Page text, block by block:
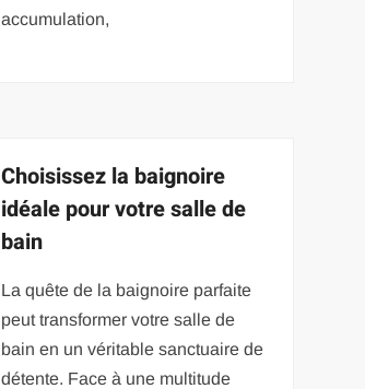
accumulation,
Choisissez la baignoire
idéale pour votre salle de
bain
La quête de la baignoire parfaite
peut transformer votre salle de
bain en un véritable sanctuaire de
détente. Face à une multitude